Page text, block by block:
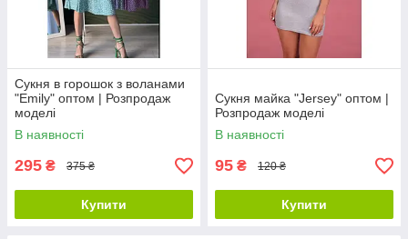
Сукня в горошок з воланами
"Emily" оптом | Розпродаж
моделі
В наявності
295 ₴ 375 ₴
Купити
Сукня майка "Jersey" оптом |
Розпродаж моделі
В наявності
95 ₴ 120 ₴
Купити